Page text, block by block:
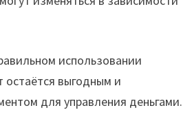
использовании
остаётся выгодным и
для управления деньгами.